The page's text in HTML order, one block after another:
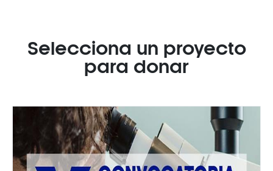
Selecciona un proyecto
para donar